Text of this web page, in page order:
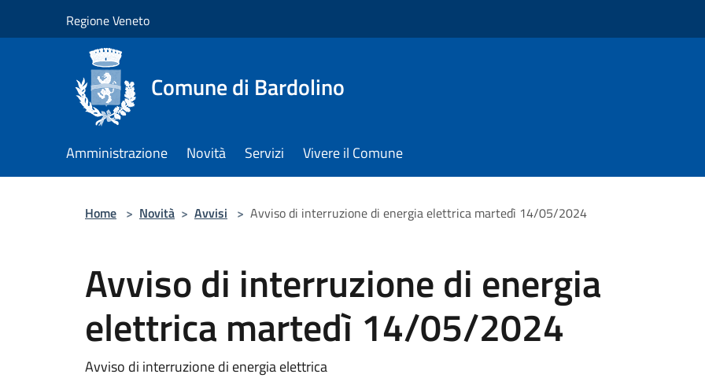
Regione Veneto
Comune di Bardolino
Amministrazione Novità Servizi Vivere il Comune
Home > Novità > Avvisi > Avviso di interruzione di energia elettrica martedì 14/05/2024
Avviso di interruzione di energia
elettrica martedì 14/05/2024
Avviso di interruzione di energia elettrica